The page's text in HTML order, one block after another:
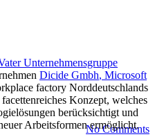
August 9th, 2021No Comments
Unternehmensgruppe
Dicide Gmbh, Microsoft
factory Norddeutschlands
Konzept, welches
berücksichtigt und
Arbeitsformen ermöglicht.